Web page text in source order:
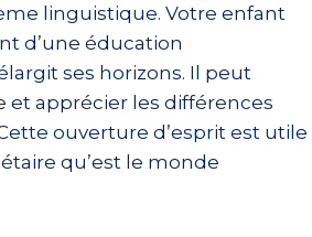
linguistique. Votre enfant
d’une éducation
ses horizons. Il peut
apprécier les différences
ouverture d’esprit est utile
qu’est le monde